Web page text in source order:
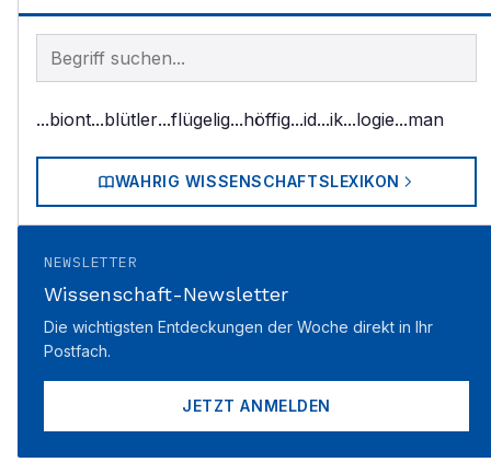
Begriff im Lexikon suchen
...biont...blütler...flügelig...höffig...id...ik...logie...man
WAHRIG WISSENSCHAFTSLEXIKON
NEWSLETTER
Wissenschaft-Newsletter
Die wichtigsten Entdeckungen der Woche direkt in Ihr
Postfach.
JETZT ANMELDEN